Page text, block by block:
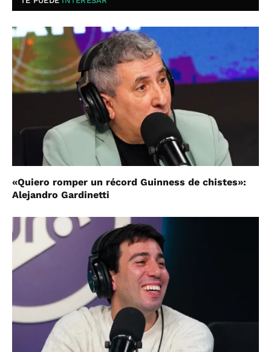
«Quiero romper un récord Guinness de chistes»:
Alejandro Gardinetti